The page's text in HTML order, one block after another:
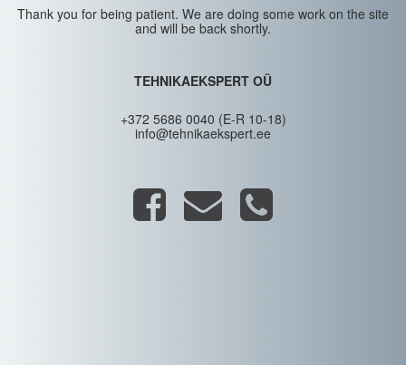
Thank you for being patient. We are doing some work on the site
and will be back shortly.
TEHNIKAEKSPERT OÜ
+372 5686 0040 (E-R 10-18)
info@tehnikaekspert.ee